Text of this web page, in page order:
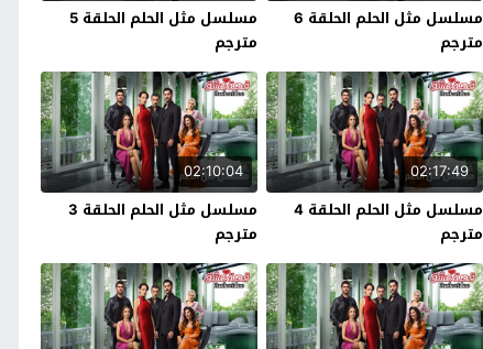
مسلسل مثل الحلم الحلقة 6
مترجم
مسلسل مثل الحلم الحلقة 5
مترجم
02:17:49
مسلسل مثل الحلم الحلقة 4
مترجم
02:10:04
مسلسل مثل الحلم الحلقة 3
مترجم